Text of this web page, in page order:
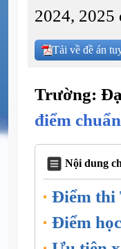
2024, 2025
Tải về đề án
Trường:
điểm chuẩn
Nội dung
Điểm thi
Điểm